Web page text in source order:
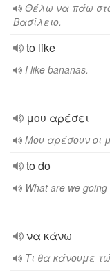
Θέλω να πάω
Βασίλειο.
to like
I like bananas.
μου αρέσει
Μου αρέσουν οι
to do
What are we
να κάνω
Τι θα κάνουμε